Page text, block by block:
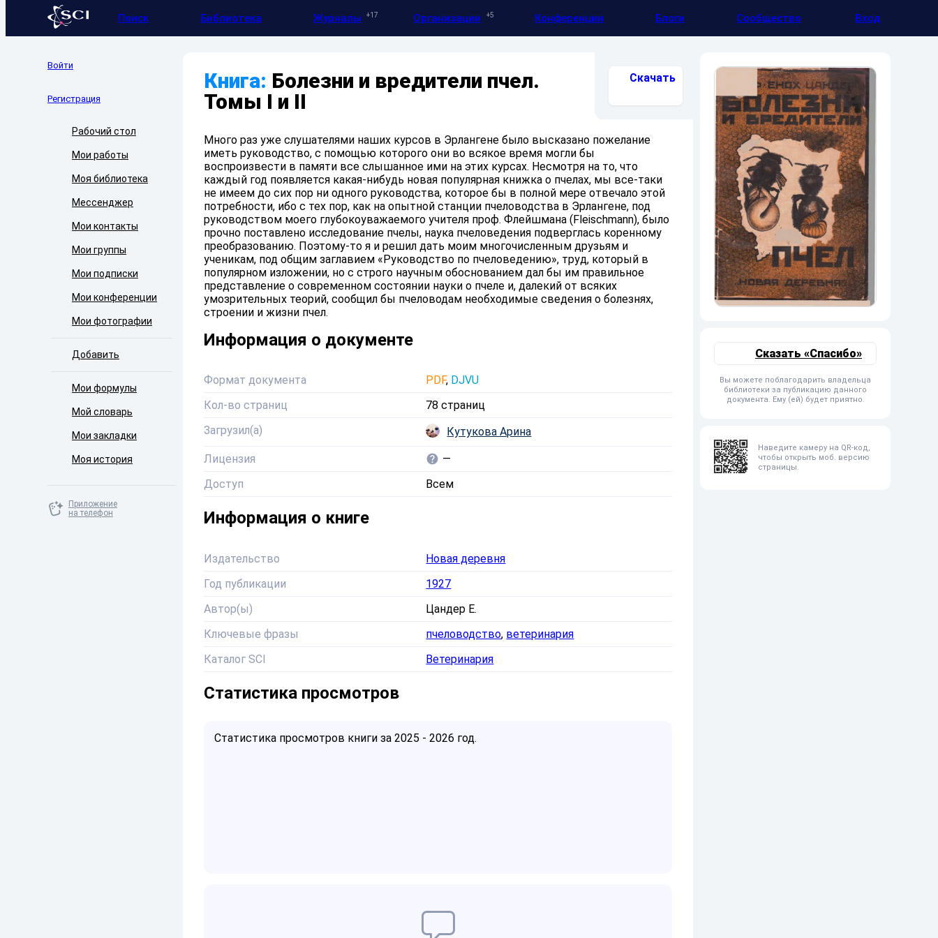
Поиск Библиотека Журналы 17 Организации 5 Конференции Блоги Сообщество Вход
Войти
Регистрация
Рабочий стол
Мои работы
Моя библиотека
Мессенджер
Мои контакты
Мои группы
Мои подписки
Мои конференции
Мои фотографии
Добавить
Мои формулы
Мой словарь
Мои закладки
Моя история
Приложение
на телефон
Книга: Болезни и вредители пчел.
Томы I и II
Скачать
Много раз уже слушателями наших курсов в Эрлангене было высказано пожелание
иметь руководство, с помощью которого они во всякое время могли бы
воспроизвести в памяти все слышанное ими на этих курсах. Несмотря на то, что
каждый год появляется какая-нибудь новая популярная книжка о пчелах, мы все-таки
не имеем до сих пор ни одного руководства, которое бы в полной мере отвечало этой
потребности, ибо с тех пор, как на опытной станции пчеловодства в Эрлангене, под
руководством моего глубокоуважаемого учителя проф. Флейшмана (Fleischmann), было
прочно поставлено исследование пчелы, наука пчеловедения подверглась коренному
преобразованию. Поэтому-то я и решил дать моим многочисленным друзьям и
ученикам, под общим заглавием «Руководство по пчеловедению», труд, который в
популярном изложении, но с строго научным обоснованием дал бы им правильное
представление о современном состоянии науки о пчеле и, далекий от всяких
умозрительных теорий, сообщил бы пчеловодам необходимые сведения о болезнях,
строении и жизни пчел.
Информация о документе
Формат документа PDF, DJVU
Кол-во страниц
78 страниц
Загрузил(а)
Кутукова Арина
Лицензия
—
Доступ
Всем
Информация о книге
Издательство
Новая деревня
Год публикации
1927
Автор(ы)
Цандер Е.
Ключевые фразы
пчеловодство, ветеринария
Каталог SCI
Ветеринария
Статистика просмотров
Статистика просмотров книги за 2025 - 2026 год.
Сказать «Спасибо»
Вы можете поблагодарить владельца
библиотеки за публикацию данного
документа. Ему (ей) будет приятно.
Наведите камеру на QR-код,
чтобы открыть моб. версию
страницы.